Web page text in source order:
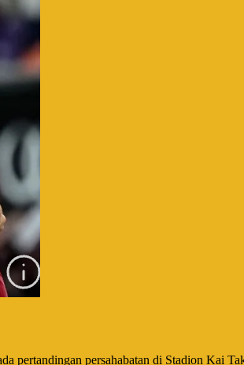
pertandingan persahabatan di Stadion Kai